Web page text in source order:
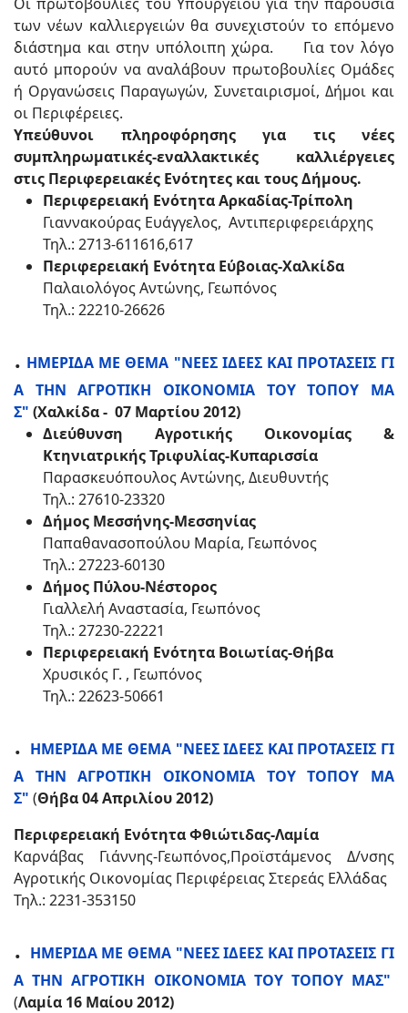
των νέων καλλιεργειών θα συνεχιστούν το επόμενο
διάστημα και στην υπόλοιπη χώρα. Για τον λόγο
αυτό μπορούν να αναλάβουν πρωτοβουλίες Ομάδες
ή Οργανώσεις Παραγωγών, Συνεταιρισμοί, Δήμοι και
οι Περιφέρειες.
Yπεύθυνοι πληροφόρησης για τις νέες
συμπληρωματικές-εναλλακτικές καλλιέργειες
στις Περιφερειακές Ενότητες και τους Δήμους.
Περιφερειακή Ενότητα Αρκαδίας-Τρίπολη
Γιαννακούρας Ευάγγελος, Αντιπεριφερειάρχης
Τηλ.: 2713-611616,617
Περιφερειακή Ενότητα Εύβοιας-Χαλκίδα
Παλαιολόγος Αντώνης, Γεωπόνος
Τηλ.: 22210-26626
. ΗΜΕΡΙΔΑ ΜΕ ΘΕΜΑ "ΝΕΕΣ ΙΔΕΕΣ ΚΑΙ ΠΡΟΤΑΣΕΙΣ ΓΙ
Α ΤΗΝ ΑΓΡΟΤΙΚΗ ΟΙΚΟΝΟΜΙΑ ΤΟΥ ΤΟΠΟΥ ΜΑ
Σ" (Χαλκίδα - 07 Μαρτίου 2012)
Διεύθυνση Αγροτικής Οικονομίας &
Κτηνιατρικής Τριφυλίας-Κυπαρισσία
Παρασκευόπουλος Αντώνης, Διευθυντής
Τηλ.: 27610-23320
Δήμος Μεσσήνης-Μεσσηνίας
Παπαθανασοπούλου Μαρία, Γεωπόνος
Τηλ.: 27223-60130
Δήμος Πύλου-Νέστορος
Γιαλλελή Αναστασία, Γεωπόνος
Τηλ.: 27230-22221
Περιφερειακή Ενότητα Βοιωτίας-Θήβα
Χρυσικός Γ. , Γεωπόνος
Τηλ.: 22623-50661
. ΗΜΕΡΙΔΑ ΜΕ ΘΕΜΑ "ΝΕΕΣ ΙΔΕΕΣ ΚΑΙ ΠΡΟΤΑΣΕΙΣ ΓΙ
Α ΤΗΝ ΑΓΡΟΤΙΚΗ ΟΙΚΟΝΟΜΙΑ ΤΟΥ ΤΟΠΟΥ ΜΑ
Σ" (Θήβα 04 Απριλίου 2012)
Περιφερειακή Ενότητα Φθιώτιδας-Λαμία
Καρνάβας Γιάννης-Γεωπόνος,Προϊστάμενος Δ/νσης
Αγροτικής Οικονομίας Περιφέρειας Στερεάς Ελλάδας
Τηλ.: 2231-353150
. ΗΜΕΡΙΔΑ ΜΕ ΘΕΜΑ "ΝΕΕΣ ΙΔΕΕΣ ΚΑΙ ΠΡΟΤΑΣΕΙΣ ΓΙ
Α ΤΗΝ ΑΓΡΟΤΙΚΗ ΟΙΚΟΝΟΜΙΑ ΤΟΥ ΤΟΠΟΥ ΜΑΣ"
(Λαμία 16 Μαίου 2012)